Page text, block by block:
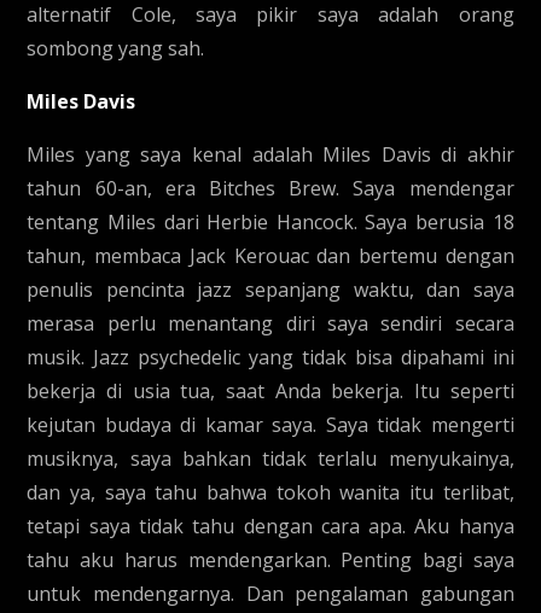
alternatif Cole, saya pikir saya adalah orang
sombong yang sah.
Miles Davis
Miles yang saya kenal adalah Miles Davis di akhir
tahun 60-an, era Bitches Brew. Saya mendengar
tentang Miles dari Herbie Hancock. Saya berusia 18
tahun, membaca Jack Kerouac dan bertemu dengan
penulis pencinta jazz sepanjang waktu, dan saya
merasa perlu menantang diri saya sendiri secara
musik. Jazz psychedelic yang tidak bisa dipahami ini
bekerja di usia tua, saat Anda bekerja. Itu seperti
kejutan budaya di kamar saya. Saya tidak mengerti
musiknya, saya bahkan tidak terlalu menyukainya,
dan ya, saya tahu bahwa tokoh wanita itu terlibat,
tetapi saya tidak tahu dengan cara apa. Aku hanya
tahu aku harus mendengarkan. Penting bagi saya
untuk mendengarnya. Dan pengalaman gabungan